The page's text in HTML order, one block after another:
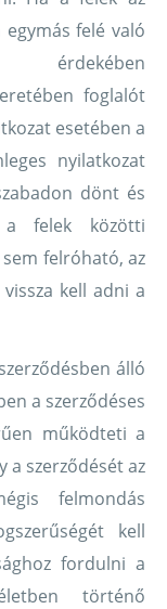
felé való
érdekében
foglalót
esetében a
nyilatkozat
dönt és
a felek közötti
felróható, az
kell adni a
álló
a szerződéses
működteti a
a szerződését az
felmondás
kell
fordulni a
történő